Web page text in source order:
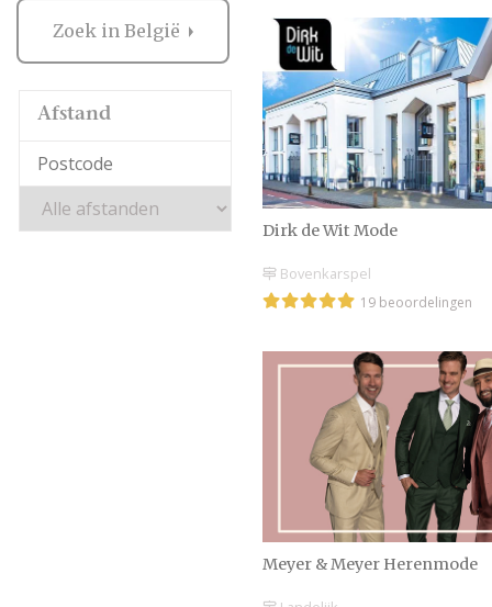
Zoek in België
Afstand
Dirk de Wit Mode
Bovenkarspel
19 beoordelingen
Meyer & Meyer Herenmode